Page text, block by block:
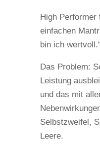
High Performer
einfachen
bin ich wertvoll.“
Das Problem:
Leistung
und das mit
Selbstzweifel,
Leere.